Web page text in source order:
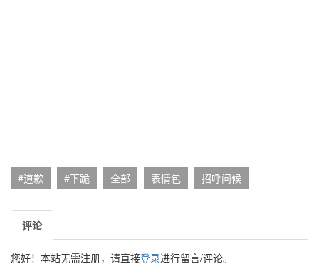
#道歉 #下跪 全部 表情包 招呼问候
评论
您好！本站无需注册，请直接登录进行留言/评论。